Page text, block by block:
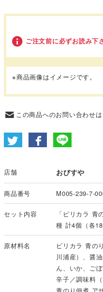
ご注文前に必ずお読み下
※商品画像はイメージです。
この商品へのお問い合わせは
店舗 おびすや
商品番号 M005-239-7-
セット内容
「ピリカラ 青
種 計4個（各
原材料名
ピリカラ 青の
川浦産）、醤
ん、いか、ご
辛子／調味料